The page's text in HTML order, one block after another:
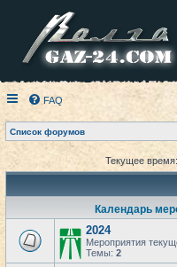
FAQ
Список форумов
Текущее
Календарь
2024
Мероприятия
Темы: 2